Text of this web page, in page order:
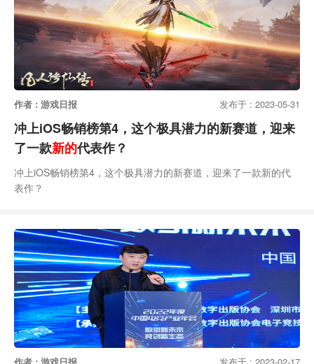
作者 : 游戏日报 发布于 : 2023-05-31
冲上iOS畅销榜第4，这个极具潜力的新赛道，迎来
了一款新的代表作？
冲上iOS畅销榜第4，这个极具潜力的新赛道，迎来了一款新的代
表作？